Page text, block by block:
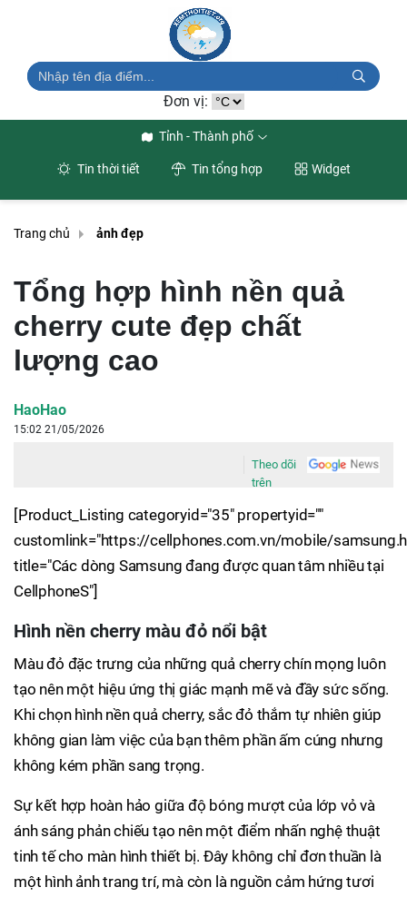
Đơn vị:
Tỉnh - Thành phố
Tin thời tiết Tin tổng hợp Widget
Trang chủ ảnh đẹp
Tổng hợp hình nền quả
cherry cute đẹp chất
lượng cao
HaoHao
15:02 21/05/2026
Theo dõi
trên
[Product_Listing categoryid="35" propertyid=""
customlink="https://cellphones.com.vn/mobile/
title="Các dòng Samsung đang được quan tâm nhiều tại
CellphoneS"]
Hình nền cherry màu đỏ nổi bật
Màu đỏ đặc trưng của những quả cherry chín mọng luôn
tạo nên một hiệu ứng thị giác mạnh mẽ và đầy sức sống.
Khi chọn hình nền quả cherry, sắc đỏ thắm tự nhiên giúp
không gian làm việc của bạn thêm phần ấm cúng nhưng
không kém phần sang trọng.
Sự kết hợp hoàn hảo giữa độ bóng mượt của lớp vỏ và
ánh sáng phản chiếu tạo nên một điểm nhấn nghệ thuật
tinh tế cho màn hình thiết bị. Đây không chỉ đơn thuần là
một hình ảnh trang trí, mà còn là nguồn cảm hứng tươi